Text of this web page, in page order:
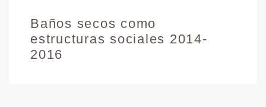
Baños secos como
estructuras sociales 2014-
2016